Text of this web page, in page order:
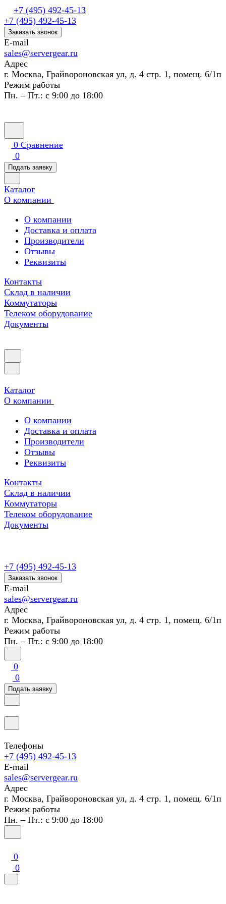
+7 (495) 492-45-13
+7 (495) 492-45-13
Заказать звонок
E-mail
sales@servergear.ru
Адрес
г. Москва, Грайвороновская ул, д. 4 стр. 1, помещ. 6/1п
Режим работы
Пн. – Пт.: с 9:00 до 18:00
0 Сравнение
0
Подать заявку
Каталог
О компании
О компании
Доставка и оплата
Производители
Отзывы
Реквизиты
Контакты
Склад в наличии
Коммутаторы
Телеком оборудование
Документы
Каталог
О компании
О компании
Доставка и оплата
Производители
Отзывы
Реквизиты
Контакты
Склад в наличии
Коммутаторы
Телеком оборудование
Документы
+7 (495) 492-45-13
Заказать звонок
E-mail
sales@servergear.ru
Адрес
г. Москва, Грайвороновская ул, д. 4 стр. 1, помещ. 6/1п
Режим работы
Пн. – Пт.: с 9:00 до 18:00
0
0
Подать заявку
Телефоны
+7 (495) 492-45-13
E-mail
sales@servergear.ru
Адрес
г. Москва, Грайвороновская ул, д. 4 стр. 1, помещ. 6/1п
Режим работы
Пн. – Пт.: с 9:00 до 18:00
0
0